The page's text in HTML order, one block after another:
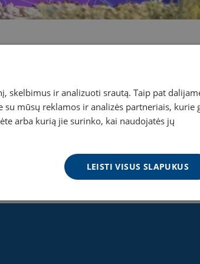
skelbimus ir analizuoti srautą. Taip pat
mūsų reklamos ir analizės partneriais, kurie
arba kurią jie surinko, kai naudojatės jų
LEISTI VISUS SLAPUKUS